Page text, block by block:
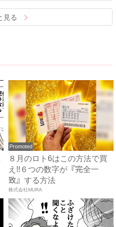
見る
Promoted
８月のロト6はこの方法で買
え!!６つの数字が『完全一
致』する方法
株式会社MURA